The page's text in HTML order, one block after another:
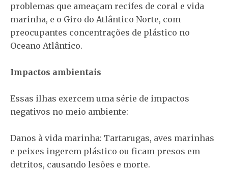
problemas que ameaçam recifes de coral e vida
marinha, e o Giro do Atlântico Norte, com
preocupantes concentrações de plástico no
Oceano Atlântico.
Impactos ambientais
Essas ilhas exercem uma série de impactos
negativos no meio ambiente:
Danos à vida marinha: Tartarugas, aves marinhas
e peixes ingerem plástico ou ficam presos em
detritos, causando lesões e morte.